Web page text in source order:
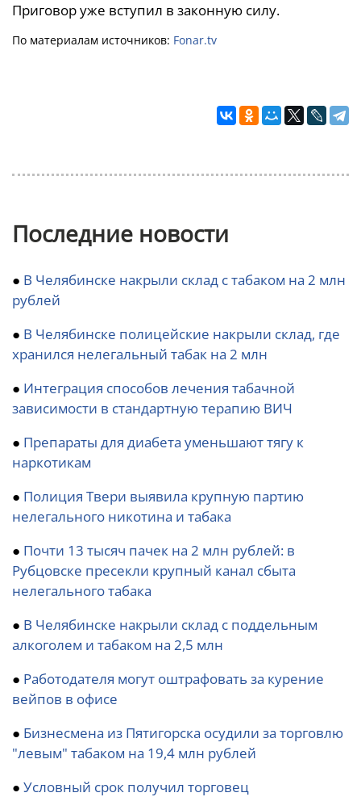
Приговор уже вступил в законную силу.
По материалам источников: Fonar.tv
Последние новости
● В Челябинске накрыли склад с табаком на 2 млн
рублей
● В Челябинске полицейские накрыли склад, где
хранился нелегальный табак на 2 млн
● Интеграция способов лечения табачной
зависимости в стандартную терапию ВИЧ
● Препараты для диабета уменьшают тягу к
наркотикам
● Полиция Твери выявила крупную партию
нелегального никотина и табака
● Почти 13 тысяч пачек на 2 млн рублей: в
Рубцовске пресекли крупный канал сбыта
нелегального табака
● В Челябинске накрыли склад с поддельным
алкоголем и табаком на 2,5 млн
● Работодателя могут оштрафовать за курение
вейпов в офисе
● Бизнесмена из Пятигорска осудили за торговлю
"левым" табаком на 19,4 млн рублей
● Условный срок получил торговец